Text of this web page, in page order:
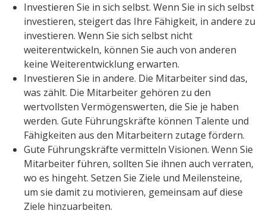
Investieren Sie in sich selbst. Wenn Sie in sich selbst
investieren, steigert das Ihre Fähigkeit, in andere zu
investieren. Wenn Sie sich selbst nicht
weiterentwickeln, können Sie auch von anderen
keine Weiterentwicklung erwarten.
Investieren Sie in andere. Die Mitarbeiter sind das,
was zählt. Die Mitarbeiter gehören zu den
wertvollsten Vermögenswerten, die Sie je haben
werden. Gute Führungskräfte können Talente und
Fähigkeiten aus den Mitarbeitern zutage fördern.
Gute Führungskräfte vermitteln Visionen. Wenn Sie
Mitarbeiter führen, sollten Sie ihnen auch verraten,
wo es hingeht. Setzen Sie Ziele und Meilensteine,
um sie damit zu motivieren, gemeinsam auf diese
Ziele hinzuarbeiten.